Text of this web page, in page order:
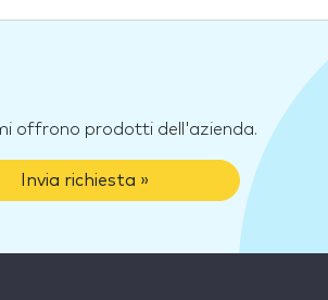
offrono prodotti dell'azienda.
Invia richiesta »